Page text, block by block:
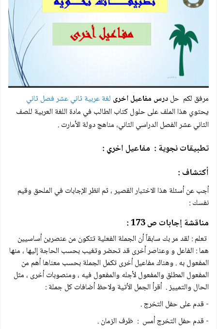
مرفق لكم حلدرس مفاعيل اخرى لغة عربية ثاني عشر فصل ثاني
يحتوي هذا الملف على حلول كتاب الطالب في مادة اللغة العربية للصف
الثاني عشر الفصل الدراسي الثاني، مناهج دولة الأمارت .
تطبيقات نجوية : مفاعيل اخري :
أكتشاف :
أجب عن أسئلة ھذا الاختبار القصیر ، ثم انظر الإجابات في الملحق وقیم
نفسك :
مناقشة إجابات ص 173 :
تعلم : لقد مر بك سابقاً أن الجملة الفعلية تتكون من عنصرين أساسيين
هما : الفاعل و وعناصر أخرى قد تحضر وتغيب بحسب الحاجة إليها ، منها
المفعول به . وهناك مفاعيل أخرى تكمل الجملة بحسب معناها أهم من
المفعول المطلق والمفعول لأجله والمفعول فيه ، ومنصوبات أخرى ، مثل
الحال والتمييز . أقرأ الجمل الأتية ولاحظ أضافات كل جملة :
- قدم على حفل التخرج .
- قدم حفل التخرج أمس : ظرف الزمان .